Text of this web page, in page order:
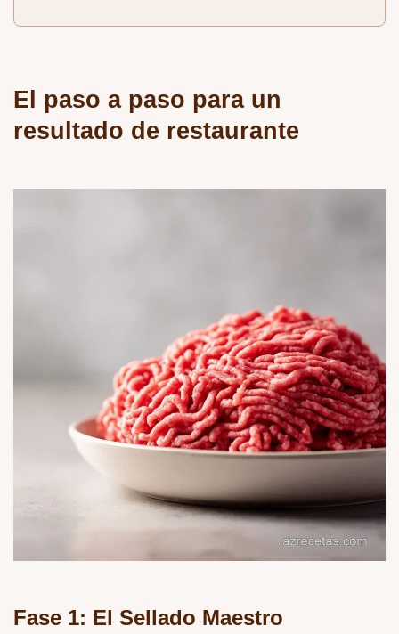
El paso a paso para un
resultado de restaurante
Fase 1: El Sellado Maestro